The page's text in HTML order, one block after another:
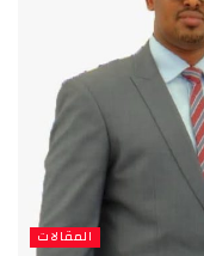
المقالات